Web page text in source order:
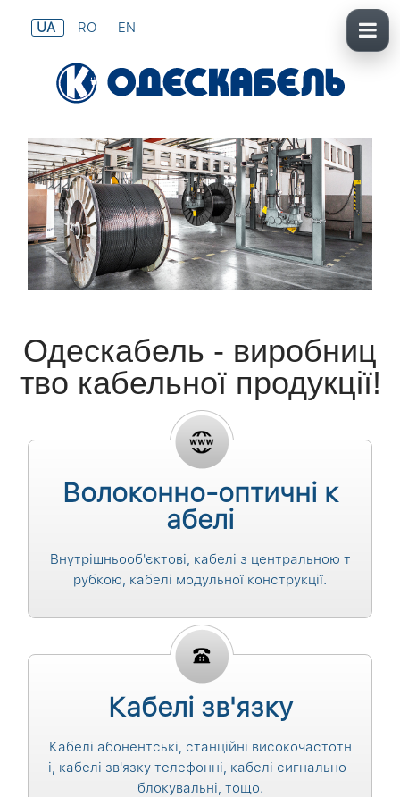
UA RO EN
Одескабель - виробниц
тво кабельної продукції!
Волоконно-оптичні к
абелі
Внутрішньооб'єктові, кабелі з центральною т
рубкою, кабелі модульної конструкції.
Кабелі зв'язку
Кабелі абонентські, станційні високочастотн
і, кабелі зв'язку телефонні, кабелі сигнально-
блокувальні, тощо.